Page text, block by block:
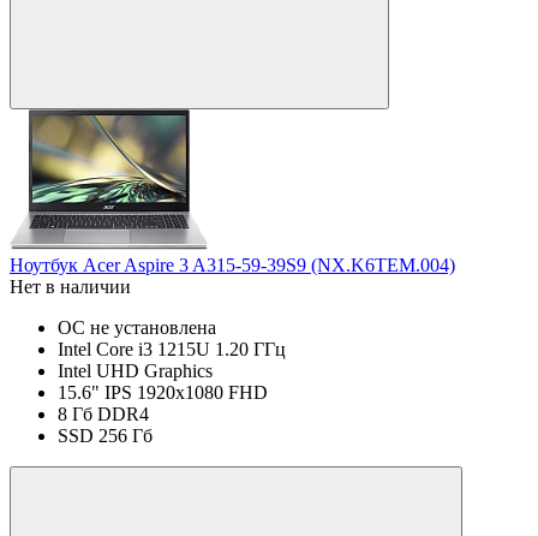
Ноутбук Acer Aspire 3 A315-59-39S9 (NX.K6TEM.004)
Нет в наличии
ОС не установлена
Intel Core i3 1215U 1.20 ГГц
Intel UHD Graphics
15.6" IPS 1920x1080 FHD
8 Гб DDR4
SSD 256 Гб